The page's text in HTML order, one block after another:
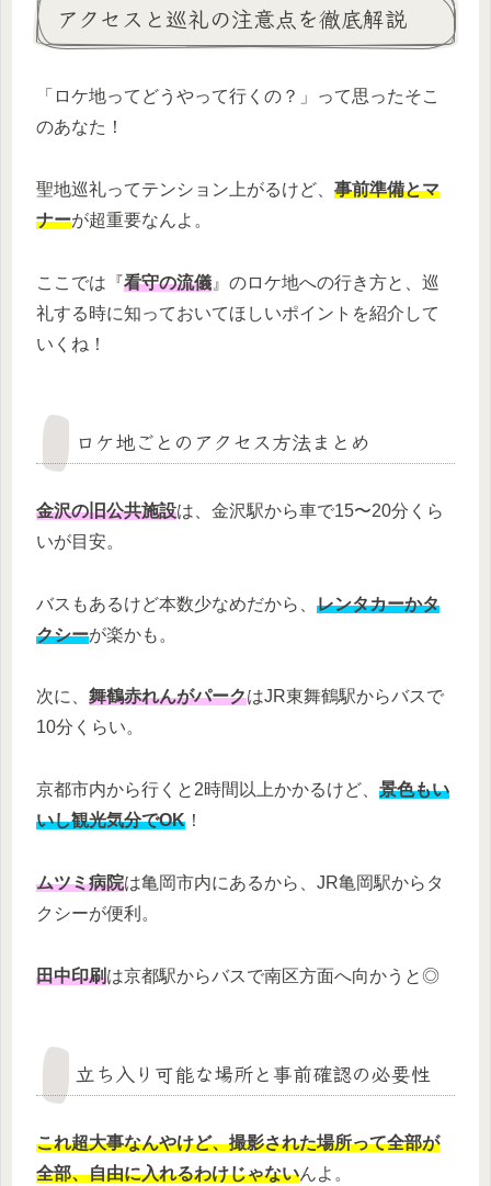
アクセスと巡礼の注意点を徹底解説
「ロケ地ってどうやって行くの？」って思ったそこ
のあなた！
聖地巡礼ってテンション上がるけど、 事前準備とマ
ナーが超重要なんよ。
ここでは『看守の流儀 』のロケ地への行き方と、巡
礼する時に知っておいてほしいポイントを紹介して
いくね！
ロケ地ごとのアクセス方法まとめ
金沢の旧公共施設は、金沢駅から車で15〜20分くら
いが目安。
バスもあるけど本数少なめだから、 レンタカーかタ
クシーが楽かも。
次に、 舞鶴赤れんがパークはJR東舞鶴駅からバスで
10分くらい。
京都市内から行くと2時間以上かかるけど、 景色もい
いし観光気分でOK ！
ムツミ病院は亀岡市内にあるから、JR亀岡駅からタ
クシーが便利。
田中印刷は京都駅からバスで南区方面へ向かうと◎
立ち入り可能な場所と事前確認の必要性
これ超大事なんやけど、撮影された場所って全部が
全部、自由に入れるわけじゃないんよ。